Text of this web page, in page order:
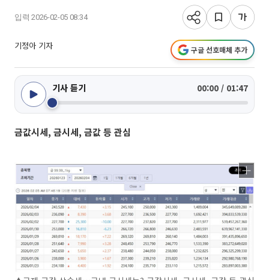
입력 2026-02-05 08:34
기정아 기자 구글 선호매체 추가
기사 듣기 00:00 / 01:47
금값시세, 금시세, 금값 등 관심